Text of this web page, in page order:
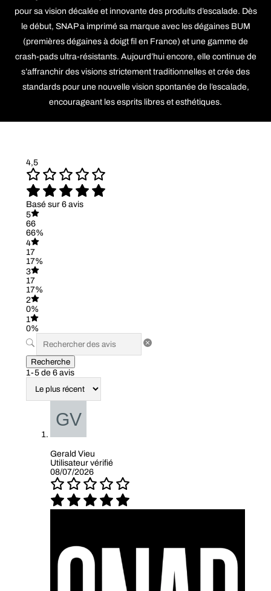
pour sa vision décalée et innovante des produits d’escalade. Dès
le début, SNAP a imprimé sa marque avec les dégaines BUM
(premières dégaines à doigt fil en France) et une gamme de
crash-pads ultra-résistants. Aujourd’hui encore, elle continue de
s’affranchir des visions strictement traditionnelles et crée des
standards pour une nouvelle vision spontanée de l’escalade,
encourageant les esprits libres et esthétiques.
4,5
Basé sur 6 avis
5
66
66%
4
17
17%
3
17
17%
2
0%
1
0%
Recherche
1-5 de 6 avis
Gerald Vieu
Utilisateur vérifié
08/07/2026